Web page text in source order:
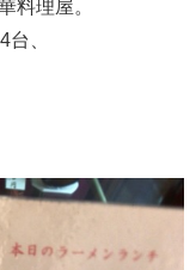
料理屋。
、